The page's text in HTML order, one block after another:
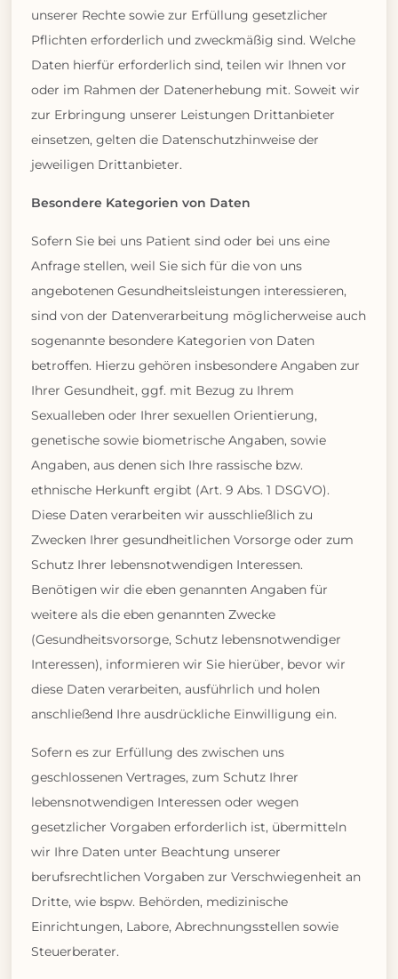
unserer Rechte sowie zur Erfüllung gesetzlicher
Pflichten erforderlich und zweckmäßig sind. Welche
Daten hierfür erforderlich sind, teilen wir Ihnen vor
oder im Rahmen der Datenerhebung mit. Soweit wir
zur Erbringung unserer Leistungen Drittanbieter
einsetzen, gelten die Datenschutzhinweise der
jeweiligen Drittanbieter.
Besondere Kategorien von Daten
Sofern Sie bei uns Patient sind oder bei uns eine
Anfrage stellen, weil Sie sich für die von uns
angebotenen Gesundheitsleistungen interessieren,
sind von der Datenverarbeitung möglicherweise auch
sogenannte besondere Kategorien von Daten
betroffen. Hierzu gehören insbesondere Angaben zur
Ihrer Gesundheit, ggf. mit Bezug zu Ihrem
Sexualleben oder Ihrer sexuellen Orientierung,
genetische sowie biometrische Angaben, sowie
Angaben, aus denen sich Ihre rassische bzw.
ethnische Herkunft ergibt (Art. 9 Abs. 1 DSGVO).
Diese Daten verarbeiten wir ausschließlich zu
Zwecken Ihrer gesundheitlichen Vorsorge oder zum
Schutz Ihrer lebensnotwendigen Interessen.
Benötigen wir die eben genannten Angaben für
weitere als die eben genannten Zwecke
(Gesundheitsvorsorge, Schutz lebensnotwendiger
Interessen), informieren wir Sie hierüber, bevor wir
diese Daten verarbeiten, ausführlich und holen
anschließend Ihre ausdrückliche Einwilligung ein.
Sofern es zur Erfüllung des zwischen uns
geschlossenen Vertrages, zum Schutz Ihrer
lebensnotwendigen Interessen oder wegen
gesetzlicher Vorgaben erforderlich ist, übermitteln
wir Ihre Daten unter Beachtung unserer
berufsrechtlichen Vorgaben zur Verschwiegenheit an
Dritte, wie bspw. Behörden, medizinische
Einrichtungen, Labore, Abrechnungsstellen sowie
Steuerberater.